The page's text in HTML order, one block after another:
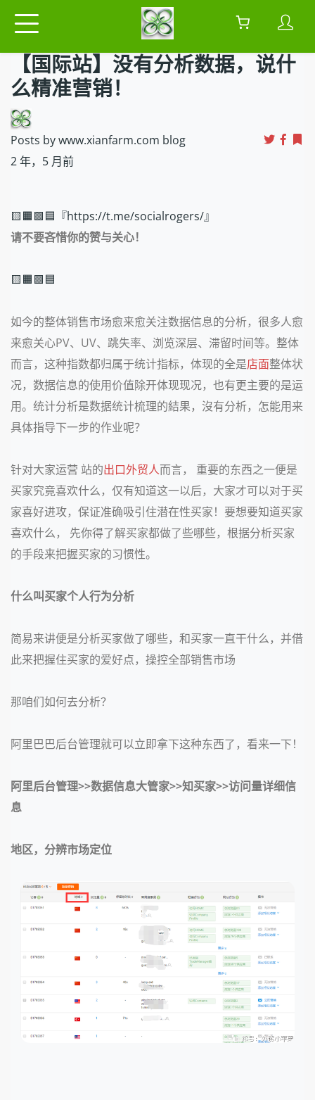
【国际站】没有分析数据，说什
么精准营销！
Posts by www.xianfarm.com blog
2 年，5 月前
🟨🟧🟩🟦『https://t.me/socialrogers/』
请不要吝惜你的赞与关心！
🟨🟧🟩🟦
如今的整体销售市场愈来愈关注数据信息的分析，很多人愈
来愈关心PV、UV、跳失率、浏览深层、滞留时间等。整体
而言，这种指数都归属于统计指标，体现的全是店面整体状
况，数据信息的使用价值除开体现现况，也有更主要的是运
用。统计分析是数据统计梳理的結果，沒有分析，怎能用来
具体指导下一步的作业呢？
针对大家运营 站的出口外贸人而言， 重要的东西之一便是
买家究竟喜欢什么，仅有知道这一以后，大家才可以对于买
家喜好进攻，保证准确吸引住潜在性买家！要想要知道买家
喜欢什么， 先你得了解买家都做了些哪些，根据分析买家
的手段来把握买家的习惯性。
什么叫买家个人行为分析
简易来讲便是分析买家做了哪些，和买家一直干什么，并借
此来把握住买家的爱好点，操控全部销售市场
那咱们如何去分析？
阿里巴巴后台管理就可以立即拿下这种东西了，看来一下！
阿里后台管理>>数据信息大管家>>知买家>>访问量详细信
息
地区，分辨市场定位